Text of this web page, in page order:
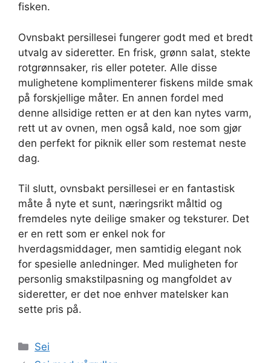
fisken.
Ovnsbakt persillesei fungerer godt med et bredt
utvalg av sideretter. En frisk, grønn salat, stekte
rotgrønnsaker, ris eller poteter. Alle disse
mulighetene komplimenterer fiskens milde smak
på forskjellige måter. En annen fordel med
denne allsidige retten er at den kan nytes varm,
rett ut av ovnen, men også kald, noe som gjør
den perfekt for piknik eller som restemat neste
dag.
Til slutt, ovnsbakt persillesei er en fantastisk
måte å nyte et sunt, næringsrikt måltid og
fremdeles nyte deilige smaker og teksturer. Det
er en rett som er enkel nok for
hverdagsmiddager, men samtidig elegant nok
for spesielle anledninger. Med muligheten for
personlig smakstilpasning og mangfoldet av
sideretter, er det noe enhver matelsker kan
sette pris på.
Kategorier
Sei